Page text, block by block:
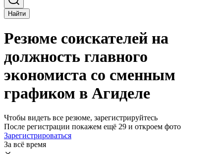
Найти
Резюме соискателей на
должность главного
экономиста со сменным
графиком в Агиделе
Чтобы видеть все резюме, зарегистрируйтесь
После регистрации покажем ещё 29 и откроем фото
Зарегистрироваться
За всё время